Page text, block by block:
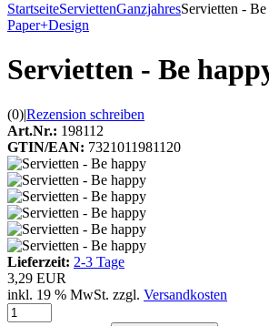
StartseiteServiettenGanzjahresServietten -
Paper+Design
Servietten - Be
(0)|Rezension schreiben
Art.Nr.: 198112
GTIN/EAN: 7321011981120
Lieferzeit: 2-3 Tage
3,29 EUR
inkl. 19 % MwSt. zzgl. Versandkosten